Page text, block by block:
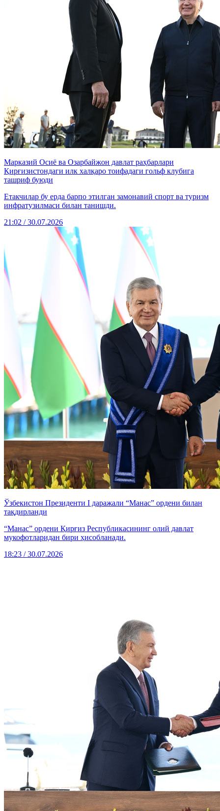
Марказий Осиё ва Озарбайжон давлат раҳбарлари
Қирғизистондаги илк халқаро тоифадаги гольф клубига
ташриф буюди
Етакчилар бу ерда барпо этилган замонавий спорт ва туризм
инфратузилмаси билан танишди.
21:02 / 30.07.2026
Ўзбекистон Президенти I даражали “Манас” ордени билан
тақдирланди
“Манас” ордени Қирғиз Республикасининг олий давлат
мукофотларидан бири ҳисобланади.
18:23 / 30.07.2026